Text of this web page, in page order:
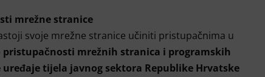
mrežne stranice
svoje mrežne stranice učiniti pristupačnima u
pristupačnosti mrežnih stranica i programskih
tijela javnog sektora Republike Hrvatske